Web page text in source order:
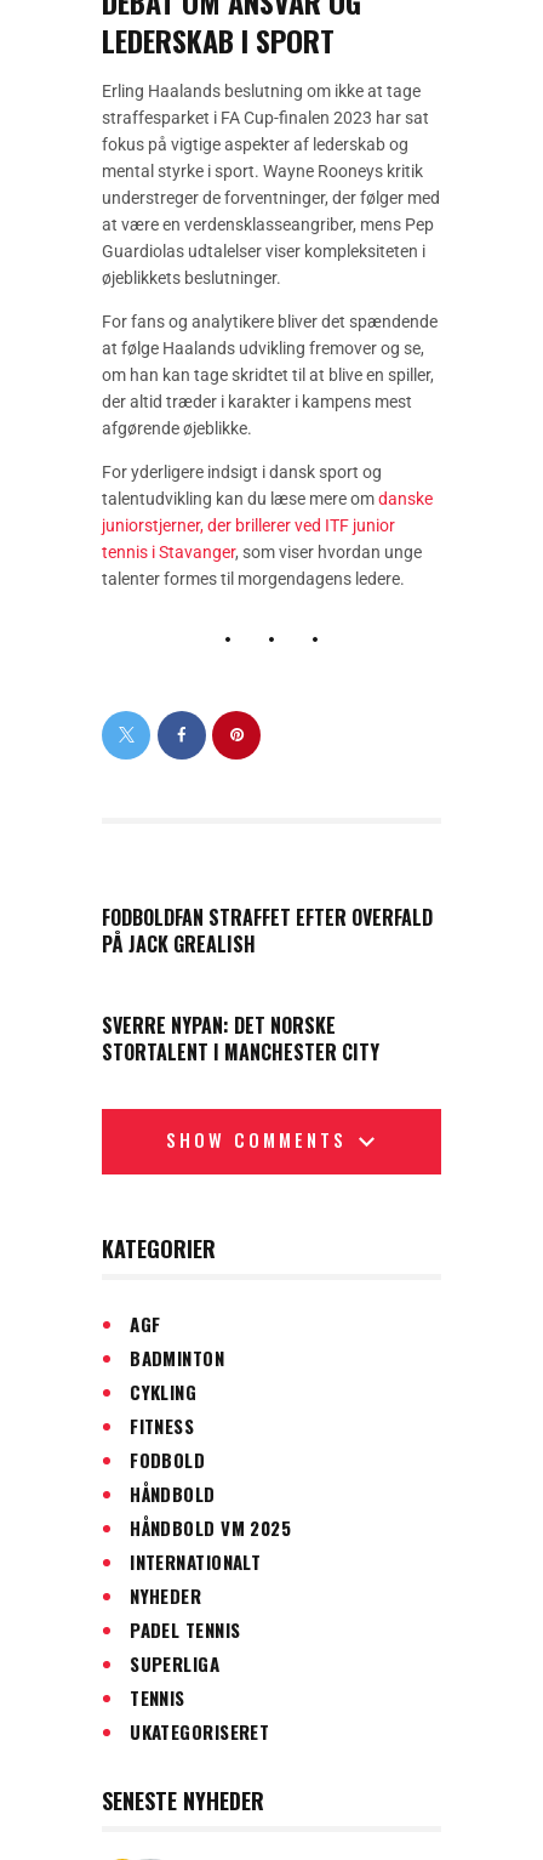
LEDERSKAB I SPORT
Erling Haalands beslutning om ikke at tage
straffesparket i FA Cup-finalen 2023 har sat
fokus på vigtige aspekter af lederskab og
mental styrke i sport. Wayne Rooneys kritik
understreger de forventninger, der følger med
at være en verdensklasseangriber, mens Pep
Guardiolas udtalelser viser kompleksiteten i
øjeblikkets beslutninger.
For fans og analytikere bliver det spændende
at følge Haalands udvikling fremover og se,
om han kan tage skridtet til at blive en spiller,
der altid træder i karakter i kampens mest
afgørende øjeblikke.
For yderligere indsigt i dansk sport og
talentudvikling kan du læse mere omdanske
juniorstjerner, der brillerer ved ITF junior
tennis i Stavanger, som viser hvordan unge
talenter formes til morgendagens ledere.
FODBOLDFAN STRAFFET EFTER OVERFALD
PÅ JACK GREALISH
SVERRE NYPAN: DET NORSKE
STORTALENT I MANCHESTER CITY
SHOW COMMENTS
KATEGORIER
AGF
BADMINTON
CYKLING
FITNESS
FODBOLD
HÅNDBOLD
HÅNDBOLD VM 2025
INTERNATIONALT
NYHEDER
PADEL TENNIS
SUPERLIGA
TENNIS
UKATEGORISERET
SENESTE NYHEDER